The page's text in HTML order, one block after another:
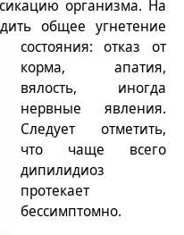
организма. На
общееугнетение
состояния: отказ от
корма, апатия,
вялость, иногда
нервные явления.
Следует отметить,
что чаще всего
дипилидиоз
протекает
бессимптомно.